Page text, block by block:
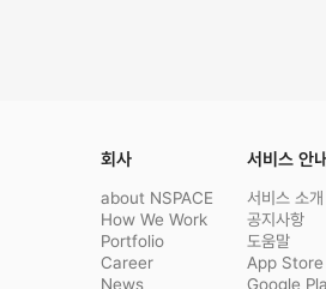
회사
about NSPACE
How We Work
Portfolio
Career
News
서비스 안내
서비스 소개
공지사항
도움말
App Store
Google